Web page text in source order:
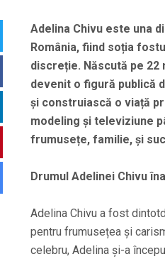
Facebook
LinkedIn
Pinterest
Adelina Chivu este una
România, fiind soția
discreție. Născută pe 22
devenit o figură publică
și construiască o viață
modeling și televiziune
frumusețe, familie, și
Drumul Adelinei Chivu
Adelina Chivu a fost
pentru frumusețea și
celebru, Adelina și-a